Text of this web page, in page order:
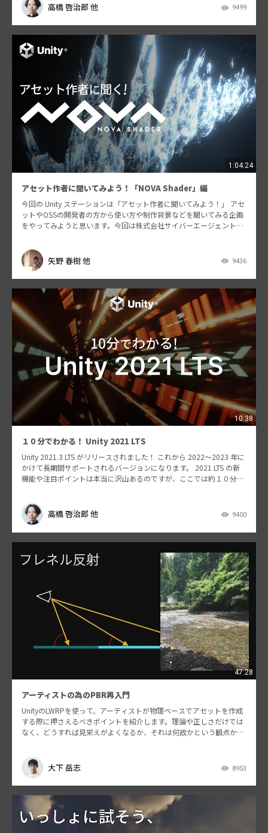
高橋 啓治郎 他 9499
1:04:24
アセット作者に聞いてみよう！「NOVA Shader」編
今回の Unity ステーションは「アセット作者に聞いてみよう！」 アセ
ットやOSSの開発者の方から使い方や制作背景などを聞いてみる企画
をやってみようと思います。今回は株式会社サイバーエージェントさ
矢野 春樹 他 9436
10:38
１０分でわかる！ Unity 2021 LTS
Unity 2021.3 LTS がリリースされました！ これから 2022〜2023 年に
かけて長期間サポートされるバージョンになります。 2021 LTS の新
機能や注目ポイントは本当に沢山あるのですが、ここでは約１０分に
高橋 啓治郎 他 9400
47:28
アーティストの為のPBR再入門
UnityのLWRPを使って、アーティストが物理ベースでアセットを作成
する際に押さえるべきポイントを紹介します。理論や正しさだけでは
なく、どうすれば見栄えがよくなるか、それは何故かという観点から
大下 岳志 8953